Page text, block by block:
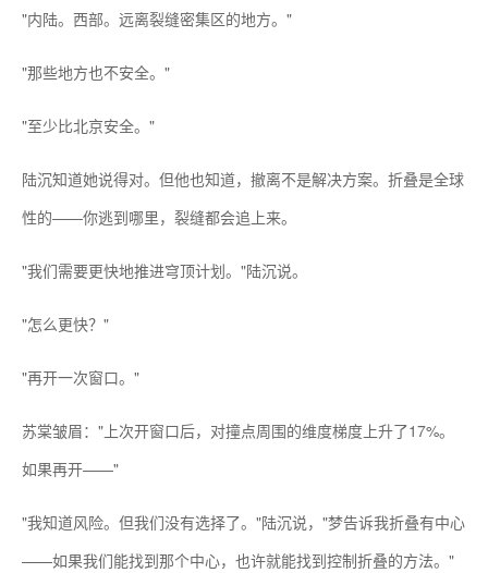
"内陆。西部。远离裂缝密集区的地方。"
"那些地方也不安全。"
"至少比北京安全。"
陆沉知道她说得对。但他也知道，撤离不是解决方案。折叠是全球
性的——你逃到哪里，裂缝都会追上来。
"我们需要更快地推进穹顶计划。"陆沉说。
"怎么更快？"
"再开一次窗口。"
苏棠皱眉："上次开窗口后，对撞点周围的维度梯度上升了17%。
如果再开——"
"我知道风险。但我们没有选择了。"陆沉说，"梦告诉我折叠有中心
——如果我们能找到那个中心，也许就能找到控制折叠的方法。"